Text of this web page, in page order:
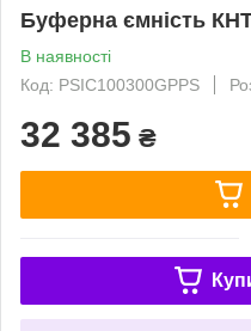
Буферна ємність
В наявності
Код: PSIC100300GPPS
32 385 ₴